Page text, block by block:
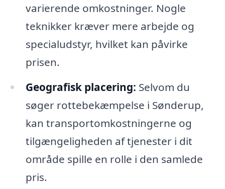
varierende omkostninger. Nogle
teknikker kræver mere arbejde og
specialudstyr, hvilket kan påvirke
prisen.
Geografisk placering: Selvom du
søger rottebekæmpelse i Sønderup,
kan transportomkostningerne og
tilgængeligheden af tjenester i dit
område spille en rolle i den samlede
pris.